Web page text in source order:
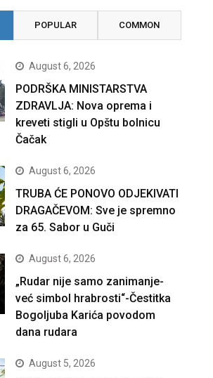
POPULAR COMMON
August 6, 2026
PODRŠKA MINISTARSTVA
ZDRAVLJA: Nova oprema i
kreveti stigli u Opštu bolnicu
Čačak
August 6, 2026
TRUBA ĆE PONOVO ODJEKIVATI
DRAGAČEVOM: Sve je spremno
za 65. Sabor u Guči
August 6, 2026
„Rudar nije samo zanimanje-
već simbol hrabrosti“-Čestitka
Bogoljuba Karića povodom
dana rudara
August 5, 2026